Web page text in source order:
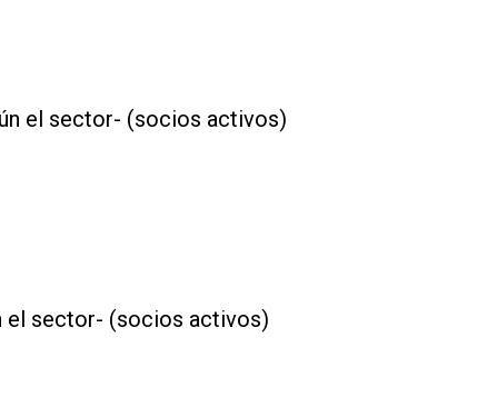
el sector- (socios activos)
el sector- (socios activos)